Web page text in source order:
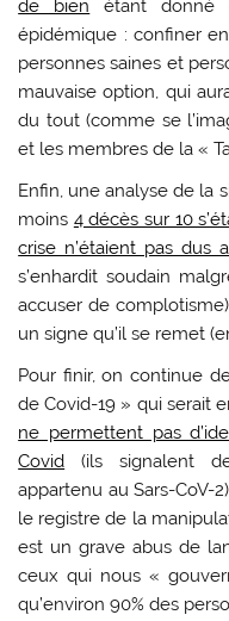
de bien étant donné
épidémique : confiner
personnes saines et
mauvaise option, qui
du tout (comme se
et les membres de la «
Enfin, une analyse de la
moins 4 décès sur 10
crise n’étaient pas dus
s’enhardit soudain
accuser de
un signe qu’il se remet
Pour finir, on continue
de Covid-19 » qui serait
ne permettent pas
Covid (ils signalent
appartenu au Sars-CoV-
le registre de la
est un grave abus de
ceux qui nous «
qu’environ 90% des